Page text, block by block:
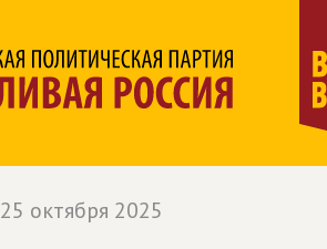
25 октября 2025